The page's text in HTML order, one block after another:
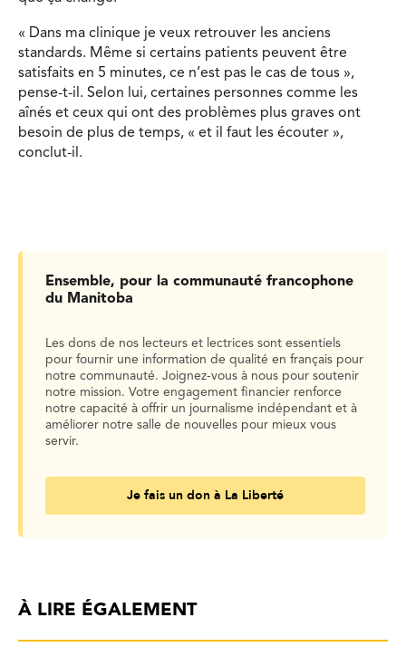
« Dans ma clinique je veux retrouver les anciens
standards. Même si certains patients peuvent être
satisfaits en 5 minutes, ce n’est pas le cas de tous »,
pense-t-il. Selon lui, certaines personnes comme les
aînés et ceux qui ont des problèmes plus graves ont
besoin de plus de temps, « et il faut les écouter »,
conclut-il.
Ensemble, pour la communauté francophone
du Manitoba
Les dons de nos lecteurs et lectrices sont essentiels
pour fournir une information de qualité en français pour
notre communauté. Joignez-vous à nous pour soutenir
notre mission. Votre engagement financier renforce
notre capacité à offrir un journalisme indépendant et à
améliorer notre salle de nouvelles pour mieux vous
servir.
Je fais un don à La Liberté
À LIRE ÉGALEMENT